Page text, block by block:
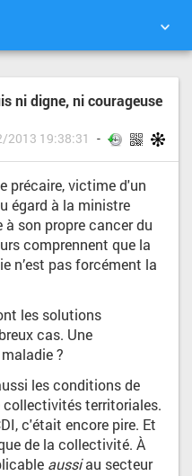
MUR D'IMAGES
RECHERCHER
ni digne, ni courageuse
2013 19:38:31
précaire, victime d'un
égard à la ministre
son propre cancer du
comprennent que la
n’est pas forcément la
les solutions
cas. Une
?
les conditions de
collectivités territoriales.
c'était encore pire. Et
de la collectivité. À
aussiau secteur